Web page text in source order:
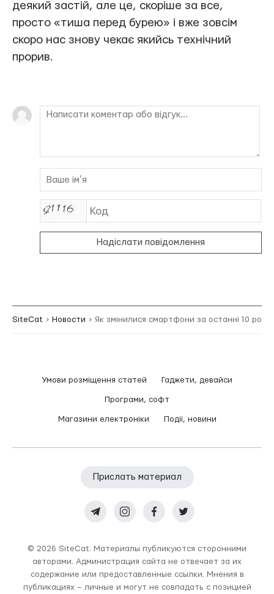
деякий застій, але це, скоріше за все,
просто «тиша перед бурею» і вже зовсім
скоро нас знову чекає якийсь технічний
прорив.
Надіслати повідомлення
SiteCat Новости Як змінилися смартфони за останні 10
Умови розміщення статей Гаджети, девайси
Програми, софт
Магазини електроніки Події, новини
Прислать материал
© 2026 SiteCat. Материалы публикуются сторонними
авторами. Администрация сайта не отвечает за их
содержание или предоставленные ссылки. Мнения в
публикациях – личные и могут не совпадать с позицией